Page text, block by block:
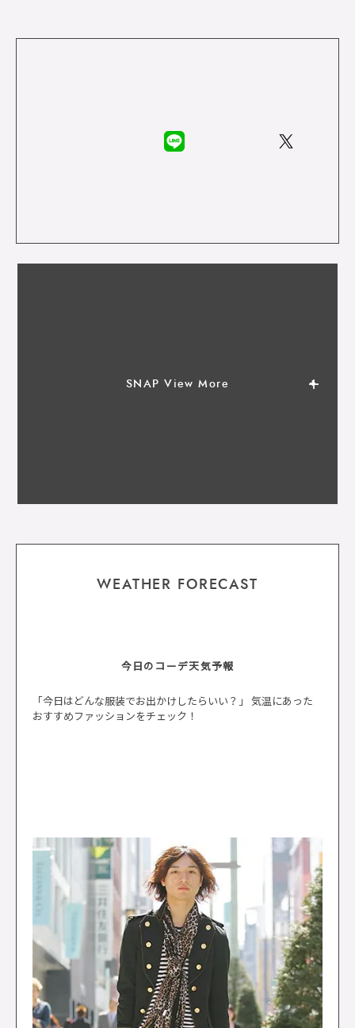
SNAP View More
WEATHER FORECAST
今日のコーデ天気予報
「今日はどんな服装でお出かけしたらいい？」 気温にあった
おすすめファッションをチェック！